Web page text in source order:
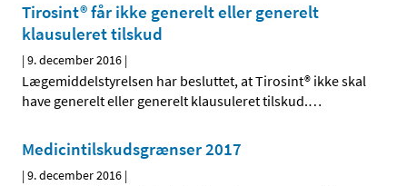
Tirosint® får ikke generelt eller generelt
klausuleret tilskud
|9. december 2016 |
Lægemiddelstyrelsen har besluttet, at Tirosint® ikke skal
have generelt eller generelt klausuleret tilskud.…
Medicintilskudsgrænser 2017
|9. december 2016 |